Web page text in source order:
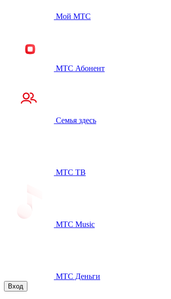
Мой МТС
МТС Абонент
Семья здесь
МТС ТВ
МТС Music
МТС Деньги
Вход